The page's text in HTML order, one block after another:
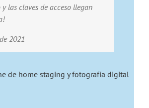
las claves de acceso llegan
2021
de home staging y fotografía digital